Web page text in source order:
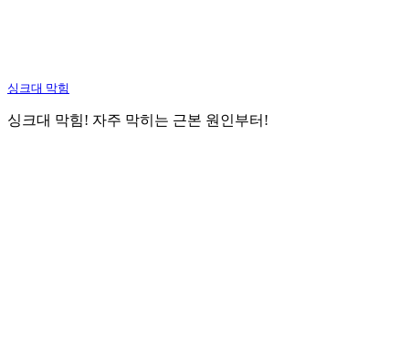
싱크대 막힘
싱크대 막힘! 자주 막히는 근본 원인부터!